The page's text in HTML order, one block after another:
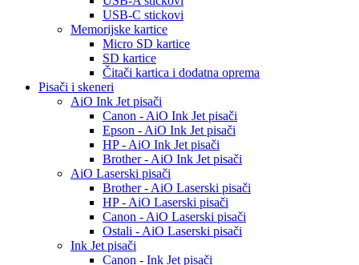
USB-C stickovi
Memorijske kartice
Micro SD kartice
SD kartice
Čitači kartica i dodatna oprema
Pisači i skeneri
AiO Ink Jet pisači
Canon - AiO Ink Jet pisači
Epson - AiO Ink Jet pisači
HP - AiO Ink Jet pisači
Brother - AiO Ink Jet pisači
AiO Laserski pisači
Brother - AiO Laserski pisači
HP - AiO Laserski pisači
Canon - AiO Laserski pisači
Ostali - AiO Laserski pisači
Ink Jet pisači
Canon - Ink Jet pisači